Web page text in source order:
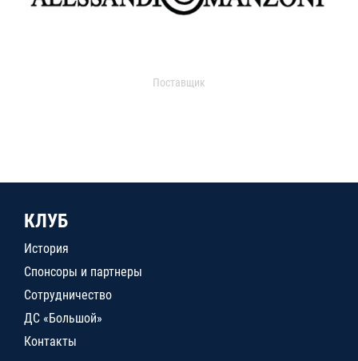
Поставщик
КЛУБ
История
Спонсоры и партнеры
Сотрудничество
ДС «Большой»
Контакты